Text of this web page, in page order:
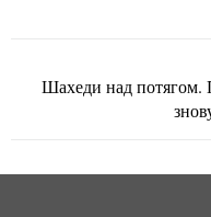
Шахеди над потягом.